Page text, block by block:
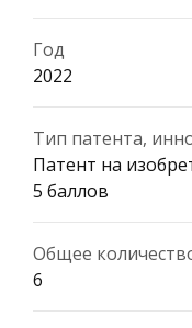
Год
2022
Тип патента,
Патент на
5 баллов
Общее
6